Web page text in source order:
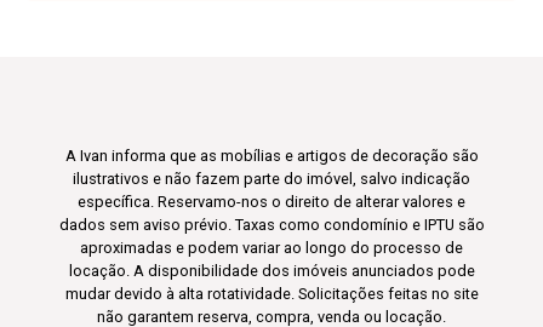
A Ivan informa que as mobílias e artigos de decoração são
ilustrativos e não fazem parte do imóvel, salvo indicação
específica. Reservamo-nos o direito de alterar valores e
dados sem aviso prévio. Taxas como condomínio e IPTU são
aproximadas e podem variar ao longo do processo de
locação. A disponibilidade dos imóveis anunciados pode
mudar devido à alta rotatividade. Solicitações feitas no site
não garantem reserva, compra, venda ou locação.